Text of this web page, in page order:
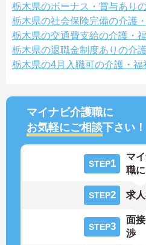
栃木県のボーナス・賞与あり
栃木県の社会保険完備の介護
栃木県の交通費支給の介護・
栃木県の退職金制度ありの介
栃木県の4月入職可の介護・福
マイナビ介護職に
お気軽にご相談下さい！
STEP1
マ
職
STEP2 求
STEP3
面
渉